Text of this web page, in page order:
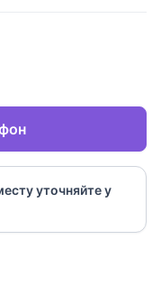
уточняйте у